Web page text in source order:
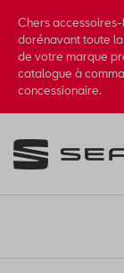
Chers
dorénavant toute
de votre marque
catalogue à
concessionaire.